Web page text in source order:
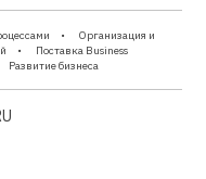
Организация и
Поставка Business
Развитие бизнеса